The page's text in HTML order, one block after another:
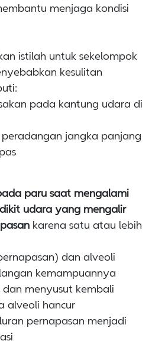
menjaga kondisi
istilah untuk sekelompok
kesulitan
pada kantung udara di
jangka panjang
paru saat mengalami
udara yang mengalir
karena satu atau lebih
dan alveoli
kemampuannya
menyusut kembali
alveoli hancur
pernapasan menjadi